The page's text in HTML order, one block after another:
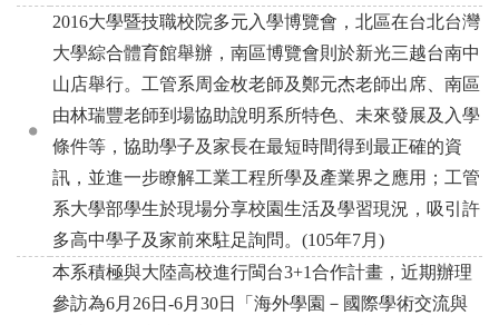
2016大學暨技職校院多元入學博覽會，北區在台北台灣
大學綜合體育館舉辦，南區博覽會則於新光三越台南中
山店舉行。工管系周金枚老師及鄭元杰老師出席、南區
由林瑞豐老師到場協助說明系所特色、未來發展及入學
條件等，協助學子及家長在最短時間得到最正確的資
訊，並進一步瞭解工業工程所學及產業界之應用；工管
系大學部學生於現場分享校園生活及學習現況，吸引許
多高中學子及家前來駐足詢問。(105年7月)
本系積極與大陸高校進行閩台3+1合作計畫，近期辦理
參訪為6月26日-6月30日「海外學園－國際學術交流與